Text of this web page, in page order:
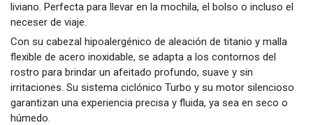
liviano. Perfecta para llevar en la mochila, el bolso o incluso el
neceser de viaje.
Con su cabezal hipoalergénico de aleación de titanio y malla
flexible de acero inoxidable, se adapta a los contornos del
rostro para brindar un afeitado profundo, suave y sin
irritaciones. Su sistema ciclónico Turbo y su motor silencioso
garantizan una experiencia precisa y fluida, ya sea en seco o
húmedo.